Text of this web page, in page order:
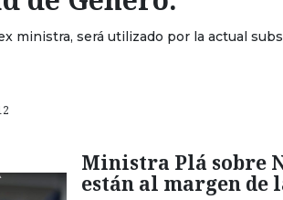
ministra, será utilizado por la actual
Ministra Plá sobre
están al margen de